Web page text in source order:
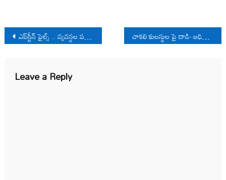
Post
navigation
ఎప్‌స్టీన్ ఫైల్స్ .. వ్యవస్థల పతన గాథ చాకలి కులస్థుల పై దాడి- ఆధిప‌త్య భావ‌జాలం
Leave a Reply